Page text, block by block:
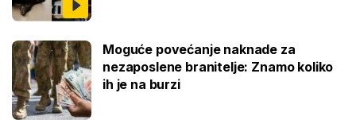
Moguće povećanje naknade za
nezaposlene branitelje: Znamo koliko
ih je na burzi